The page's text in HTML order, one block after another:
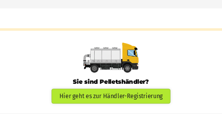
Sie sind Pelletshändler?
Hier geht es zur Händler-Registrierung